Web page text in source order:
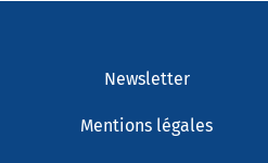
Newsletter
Mentions légales